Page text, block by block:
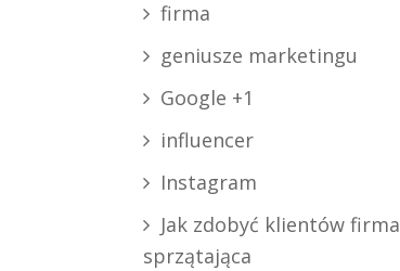
firma
geniusze marketingu
Google +1
influencer
Instagram
Jak zdobyć klientów firma
sprzątająca